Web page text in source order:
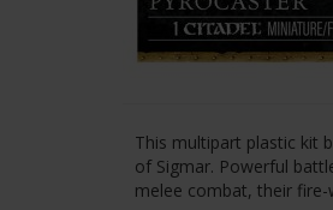
This multipart plastic kit
of Sigmar. Powerful
melee combat, their